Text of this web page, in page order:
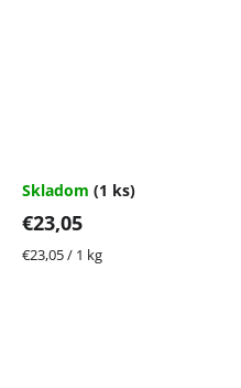
Skladom (1 ks)
€23,05
Jednotková
€23,05 / 1 kg